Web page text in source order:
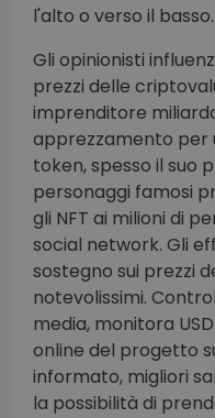
l'alto o verso il basso.
Gli opinionisti
prezzi delle
imprenditore
apprezzamento per
token, spesso il suo
personaggi famosi
gli NFT ai milioni di
social network. Gli
sostegno sui prezzi
notevolissimi.
media, monitora
online del progetto
informato, migliori
la possibilità di